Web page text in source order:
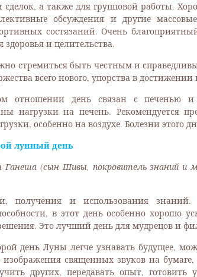
а также для групповой работы.
обсуждения и другие
состязаний. Очень
здоровья и целительства.
стремиться быть честным и
всего нового, упорства в достижении
отношении день связан с печенью и
нагрузки на печень. Рекомендуется
особенно на воздухе. Болезни этого
лунный день
(сын Шивы, покровитель знаний и
получения и использования знаний.
в этот день особенно хорошо
Это лучший день для мудрецов и
день Луны легче узнавать будущее,
изображения священных звуков на бумаге,
других, передавать опыт, готовить